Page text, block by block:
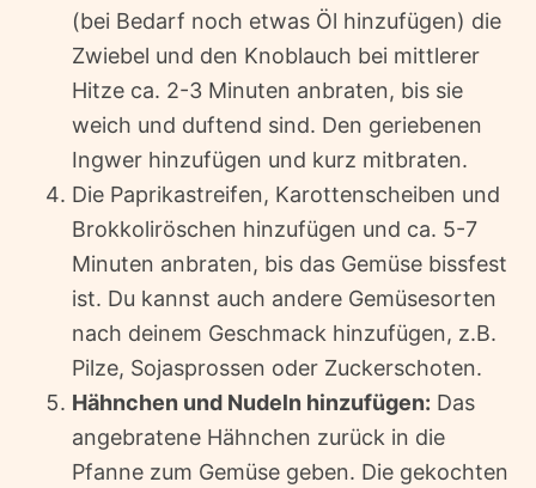
(bei Bedarf noch etwas Öl hinzufügen) die
Zwiebel und den Knoblauch bei mittlerer
Hitze ca. 2-3 Minuten anbraten, bis sie
weich und duftend sind. Den geriebenen
Ingwer hinzufügen und kurz mitbraten.
Die Paprikastreifen, Karottenscheiben und
Brokkoliröschen hinzufügen und ca. 5-7
Minuten anbraten, bis das Gemüse bissfest
ist. Du kannst auch andere Gemüsesorten
nach deinem Geschmack hinzufügen, z.B.
Pilze, Sojasprossen oder Zuckerschoten.
Hähnchen und Nudeln hinzufügen: Das
angebratene Hähnchen zurück in die
Pfanne zum Gemüse geben. Die gekochten